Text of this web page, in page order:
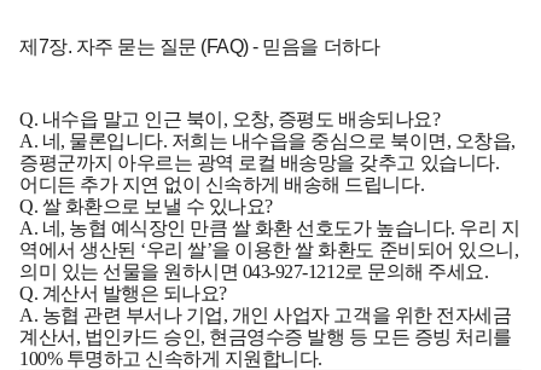
제7장. 자주 묻는 질문 (FAQ) - 믿음을 더하다
Q. 내수읍 말고 인근 북이, 오창, 증평도 배송되나요?
A. 네, 물론입니다. 저희는 내수읍을 중심으로 북이면, 오창읍,
증평군까지 아우르는 광역 로컬 배송망을 갖추고 있습니다.
어디든 추가 지연 없이 신속하게 배송해 드립니다.
Q. 쌀 화환으로 보낼 수 있나요?
A. 네, 농협 예식장인 만큼 쌀 화환 선호도가 높습니다. 우리 지
역에서 생산된 ‘우리 쌀’을 이용한 쌀 화환도 준비되어 있으니,
의미 있는 선물을 원하시면 043-927-1212로 문의해 주세요.
Q. 계산서 발행은 되나요?
A. 농협 관련 부서나 기업, 개인 사업자 고객을 위한 전자세금
계산서, 법인카드 승인, 현금영수증 발행 등 모든 증빙 처리를
100% 투명하고 신속하게 지원합니다.